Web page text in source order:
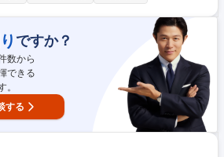
たエリア営業を推進 ■メーカー本部へのアプロ
および全国規模での案件発掘 ■地域特性の把
ンシャルの最大化 ■部門内勉強会への参加やOJ
習得や独自スキルアップを実施 ※各担当者は
ー、エリア（医療商社）、またはその両方を担
ですか？
数から
できる
。
する